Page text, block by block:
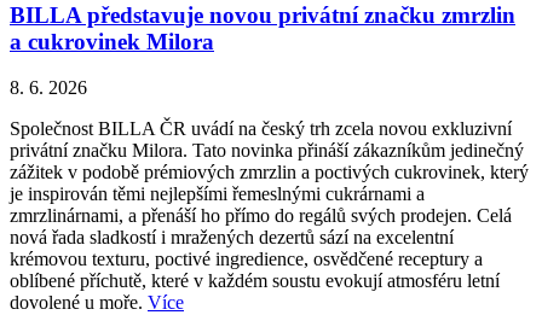
BILLA představuje novou privátní značku zmrzlin
a cukrovinek Milora
8. 6. 2026
Společnost BILLA ČR uvádí na český trh zcela novou exkluzivní
privátní značku Milora. Tato novinka přináší zákazníkům jedinečný
zážitek v podobě prémiových zmrzlin a poctivých cukrovinek, který
je inspirován těmi nejlepšími řemeslnými cukrárnami a
zmrzlinárnami, a přenáší ho přímo do regálů svých prodejen. Celá
nová řada sladkostí i mražených dezertů sází na excelentní
krémovou texturu, poctivé ingredience, osvědčené receptury a
oblíbené příchutě, které v každém soustu evokují atmosféru letní
dovolené u moře. Více